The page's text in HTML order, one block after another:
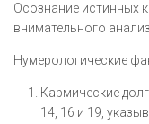
Осознание истинных
внимательного
Нумерологические
Кармические
14, 16 и 19,